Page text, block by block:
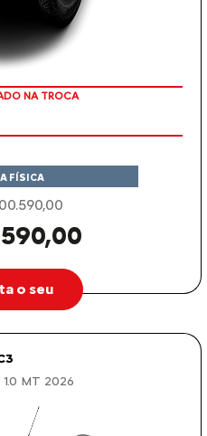
NA TROCA
FÍSICA
o seu
1.0 MT 2026